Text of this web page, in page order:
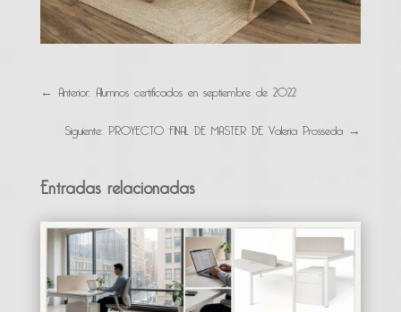
← Anterior: Alumnos certificados en septiembre de 2022
Siguiente: PROYECTO FINAL DE MASTER DE Valeria Prosseda →
Entradas relacionadas